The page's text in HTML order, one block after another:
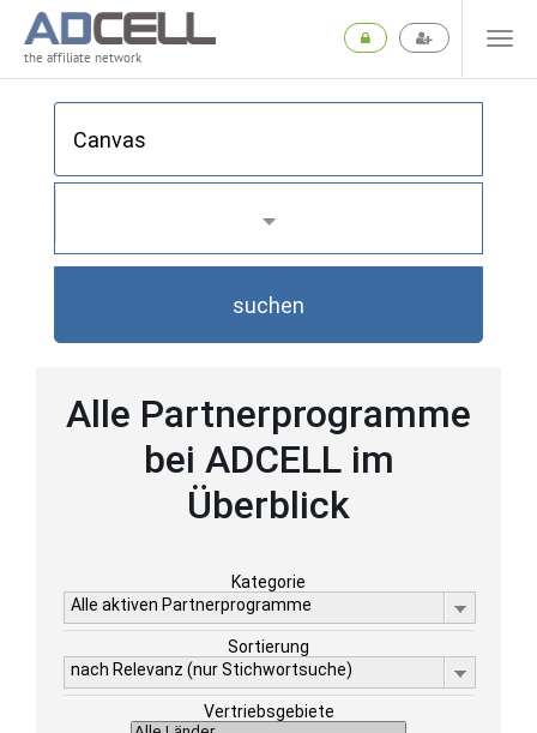
the affiliate network
suchen
Alle Partnerprogramme
bei ADCELL im
Überblick
Kategorie
Alle aktiven Partnerprogramme
Sortierung
nach Relevanz (nur Stichwortsuche)
Vertriebsgebiete